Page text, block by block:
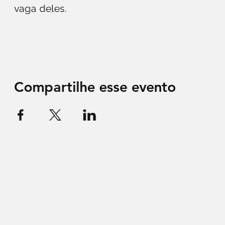
Compartilhe esse evento